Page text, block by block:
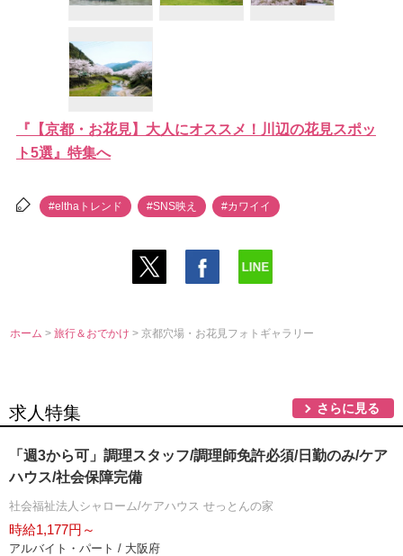
『【京都・お花見】大人にオススメ！川辺の花見スポッ
ト5選』特集へ
#elthaトレンド #SNS映え #カワイイ
ホーム >旅行＆おでかけ> 京都穴場・お花見フォトギャラリー
求人特集 さらに見る
「週3から可」調理スタッフ/調理師免許必須/日勤のみ/ケア
ハウス/社会保障完備
社会福祉法人シャローム/ケアハウス せっとんの家
時給1,177円～
アルバイト・パート / 大阪府